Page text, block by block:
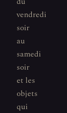
vendredi
soir
au
samedi
soir
et les
objets
qui